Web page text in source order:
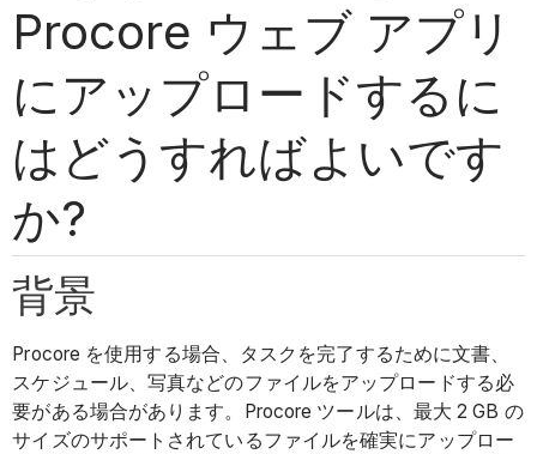
Procore ウェブ アプリ
にアップロードするに
はどうすればよいです
か?
背景
Procore を使用する場合、タスクを完了するために文書、
スケジュール、写真などのファイルをアップロードする必
要がある場合があります。Procore ツールは、最大 2 GB の
サイズのサポートされているファイルを確実にアップロー